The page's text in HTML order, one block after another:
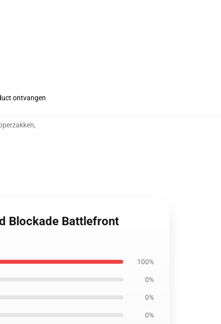
ontvangen
,
Blockade Battlefront
100%
0%
0%
0%